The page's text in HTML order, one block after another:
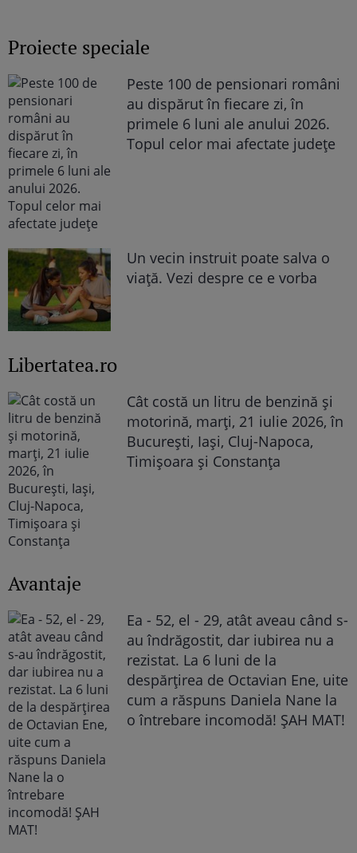
Proiecte speciale
Peste 100 de pensionari români
au dispărut în fiecare zi, în
primele 6 luni ale anului 2026.
Topul celor mai afectate județe
Un vecin instruit poate salva o
viață. Vezi despre ce e vorba
Libertatea.ro
Cât costă un litru de benzină și
motorină, marți, 21 iulie 2026, în
București, Iași, Cluj-Napoca,
Timișoara și Constanța
Avantaje
Ea - 52, el - 29, atât aveau când s-
au îndrăgostit, dar iubirea nu a
rezistat. La 6 luni de la
despărțirea de Octavian Ene, uite
cum a răspuns Daniela Nane la
o întrebare incomodă! ȘAH MAT!